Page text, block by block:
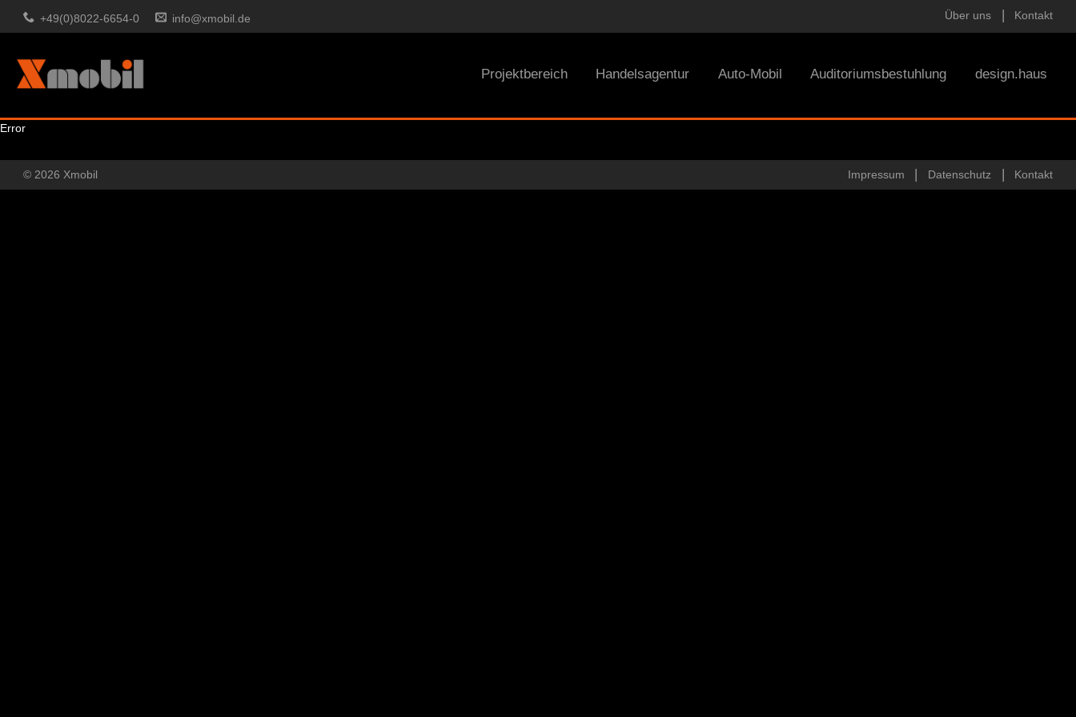
+49(0)8022-6654-0 info@xmobil.de Über uns Kontakt
Projektbereich Handelsagentur Auto-Mobil Auditoriumsbestuhlung design.haus
Error
© 2026 Xmobil Impressum Datenschutz Kontakt